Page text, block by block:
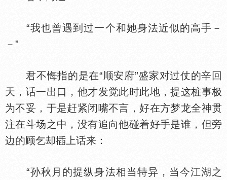
“我也曾遇到过一个和她身法近似的高手－
－”
君不悔指的是在“顺安府”盛家对过仗的辛回
天，话一出口，他才发觉此时此地，提这桩事极
为不妥，于是赶紧闭嘴不言，好在方梦龙全神贯
注在斗场之中，没有追向他碰着好手是谁，但旁
边的顾乞却
上话来：
“孙秋月的提纵身法相当特异，当今江湖之